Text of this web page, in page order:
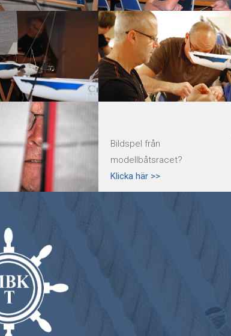
Bildspel från
modellbåtsracet?
Klicka här >>